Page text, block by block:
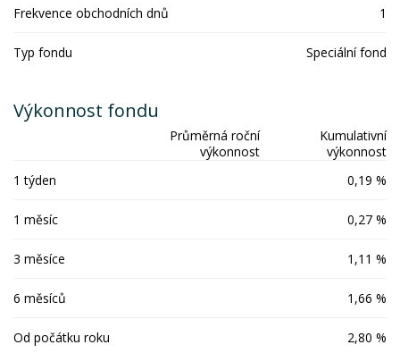
Frekvence obchodních dnů 1
Typ fondu Speciální fond
Výkonnost fondu
Průměrná roční
výkonnost
Kumulativní
výkonnost
1 týden
0,19 %
1 měsíc 0,27 %
3 měsíce 1,11 %
6 měsíců 1,66 %
Od počátku roku 2,80 %